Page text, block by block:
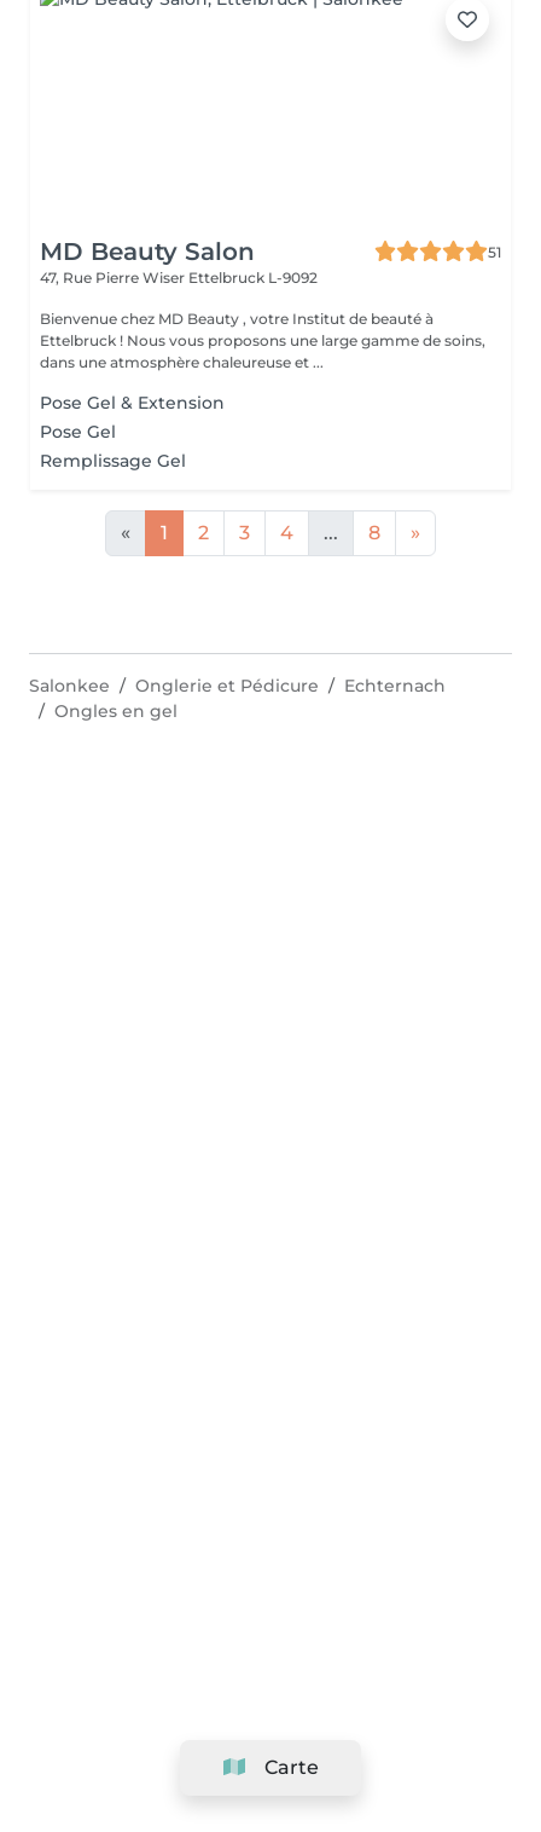
MD Beauty Salon
51
47, Rue Pierre Wiser Ettelbruck L-9092
Bienvenue chez MD Beauty , votre Institut de beauté à
Ettelbruck ! Nous vous proposons une large gamme de soins,
dans une atmosphère chaleureuse et ...
Pose Gel & Extension
Pose Gel
Remplissage Gel
« 1 2 3 4 ... 8 »
Carte
Salonkee Onglerie et Pédicure
Echternach
Ongles en gel